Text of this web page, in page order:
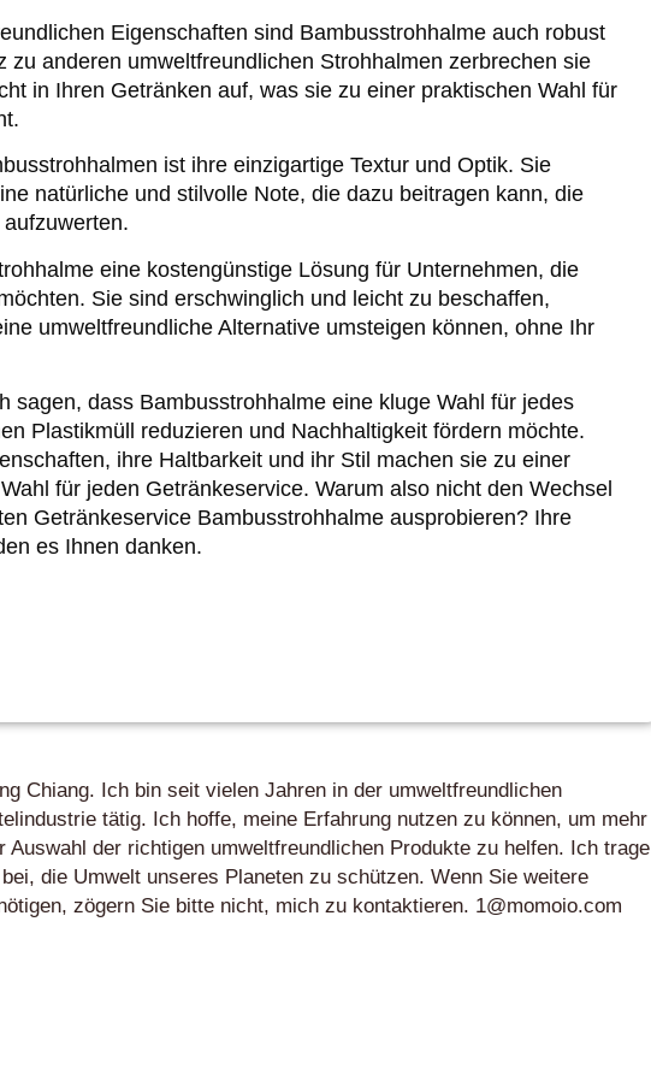
Eigenschaften sind Bambusstrohhalme auch robust
zu anderen umweltfreundlichen Strohhalmen zerbrechen sie
in Ihren Getränken auf, was sie zu einer praktischen Wahl für
ist ihre einzigartige Textur und Optik. Sie
natürliche und stilvolle Note, die dazu beitragen kann, die
eine kostengünstige Lösung für Unternehmen, die
Sie sind erschwinglich und leicht zu beschaffen,
umweltfreundliche Alternative umsteigen können, ohne Ihr
sagen, dass Bambusstrohhalme eine kluge Wahl für jedes
Plastikmüll reduzieren und Nachhaltigkeit fördern möchte.
ihre Haltbarkeit und ihr Stil machen sie zu einer
für jeden Getränkeservice. Warum also nicht den Wechsel
Getränkeservice Bambusstrohhalme ausprobieren? Ihre
es Ihnen danken.
Chiang. Ich bin seit vielen Jahren in der umweltfreundlichen
tätig. Ich hoffe, meine Erfahrung nutzen zu können, um mehr
Auswahl der richtigen umweltfreundlichen Produkte zu helfen. Ich trage
die Umwelt unseres Planeten zu schützen. Wenn Sie weitere
zögern Sie bitte nicht, mich zu kontaktieren. 1@momoio.com